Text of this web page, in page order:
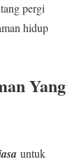
pergi
hidup
Yang
untuk